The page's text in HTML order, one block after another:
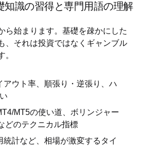
識の習得と専門用語の理解
ら始まります。基礎を疎かにした
、それは投資ではなくギャンブル
。
アウト率、順張り・逆張り、ハ
MT5の使い道、ボリンジャー
どのテクニカル指標
統計など、相場が激変するタイ